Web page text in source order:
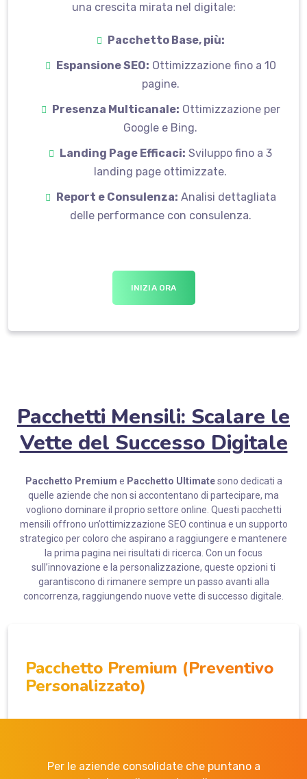
una crescita mirata nel digitale:
Pacchetto Base, più:
Espansione SEO: Ottimizzazione fino a 10
pagine.
Presenza Multicanale: Ottimizzazione per
Google e Bing.
Landing Page Efficaci: Sviluppo fino a 3
landing page ottimizzate.
Report e Consulenza: Analisi dettagliata
delle performance con consulenza.
INIZIA ORA
Pacchetti Mensili: Scalare le
Vette del Successo Digitale
Pacchetto Premium e Pacchetto Ultimatesono dedicati a
quelle aziende che non si accontentano di partecipare, ma
vogliono dominare il proprio settore online. Questi pacchetti
mensili offrono un’ottimizzazione SEO continua e un supporto
strategico per coloro che aspirano a raggiungere e mantenere
la prima pagina nei risultati di ricerca. Con un focus
sull’innovazione e la personalizzazione, queste opzioni ti
garantiscono di rimanere sempre un passo avanti alla
concorrenza, raggiungendo nuove vette di successo digitale.
Pacchetto Premium (Preventivo
Personalizzato)
Per le aziende consolidate che puntano a